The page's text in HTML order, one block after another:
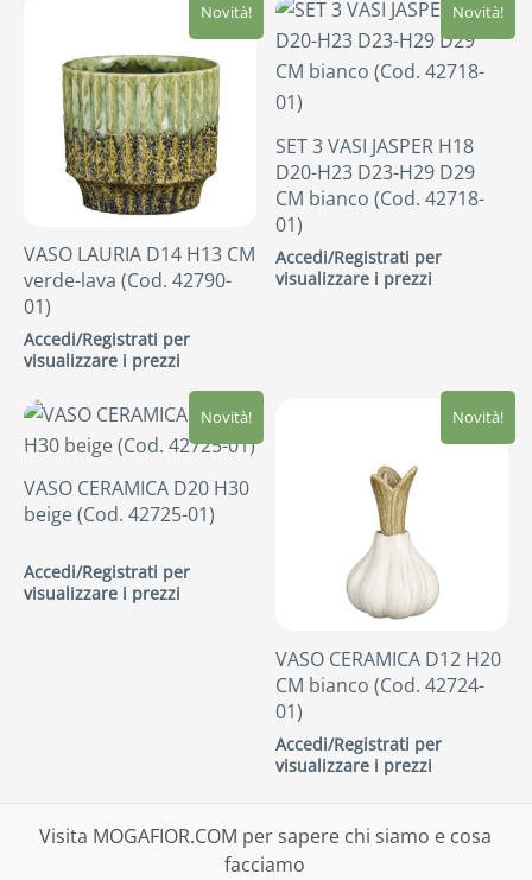
Novità!
VASO LAURIA D14 H13 CM
verde-lava (Cod. 42790-
01)
Accedi/Registrati per
visualizzare i prezzi
Novità!
VASO CERAMICA D12 H20
CM bianco (Cod. 42724-
01)
Accedi/Registrati per
visualizzare i prezzi
Novità!
SET 3 VASI JASPER H18
D20-H23 D23-H29 D29
CM bianco (Cod. 42718-
01)
Accedi/Registrati per
visualizzare i prezzi
Novità!
VASO CERAMICA D20 H30
beige (Cod. 42725-01)
Accedi/Registrati per
visualizzare i prezzi
Visita MOGAFIOR.COM per sapere chi siamo e cosa
facciamo